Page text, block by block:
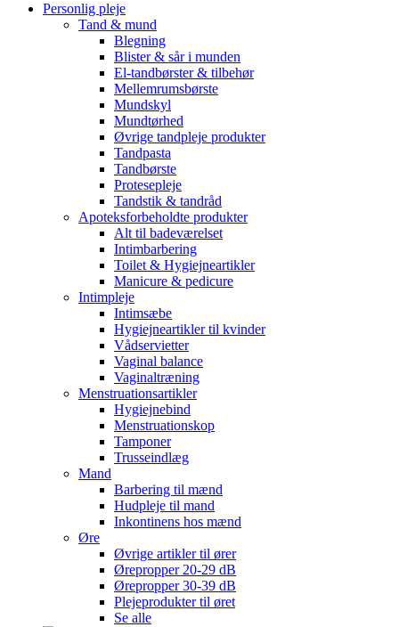
Personlig pleje
Tand & mund
Blegning
Blister & sår i munden
El-tandbørster & tilbehør
Mellemrumsbørste
Mundskyl
Mundtørhed
Øvrige tandpleje produkter
Tandpasta
Tandbørste
Protesepleje
Tandstik & tandråd
Apoteksforbeholdte produkter
Alt til badeværelset
Intimbarbering
Toilet & Hygiejneartikler
Manicure & pedicure
Intimpleje
Intimsæbe
Hygiejneartikler til kvinder
Vådservietter
Vaginal balance
Vaginaltræning
Menstruationsartikler
Hygiejnebind
Menstruationskop
Tamponer
Trusseindlæg
Mand
Barbering til mænd
Hudpleje til mand
Inkontinens hos mænd
Øre
Øvrige artikler til ører
Ørepropper 20-29 dB
Ørepropper 30-39 dB
Plejeprodukter til øret
Se alle